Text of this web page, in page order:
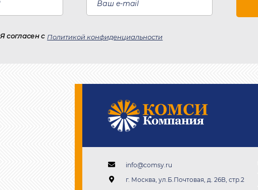
Я согласен с Политикой конфиденциальности
info@comsy.ru
г. Москва, ул.Б.Почтовая, д. 26В, стр.2